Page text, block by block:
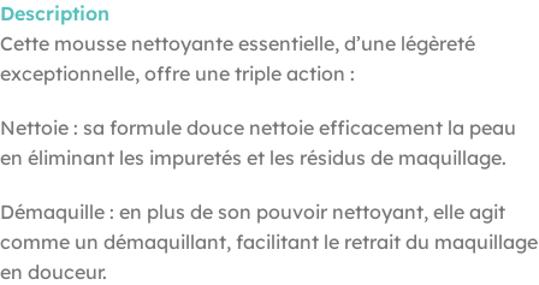
Description
Cette mousse nettoyante essentielle, d’une légèreté
exceptionnelle, offre une triple action :
Nettoie : sa formule douce nettoie efficacement la peau
en éliminant les impuretés et les résidus de maquillage.
Démaquille : en plus de son pouvoir nettoyant, elle agit
comme un démaquillant, facilitant le retrait du maquillage
en douceur.